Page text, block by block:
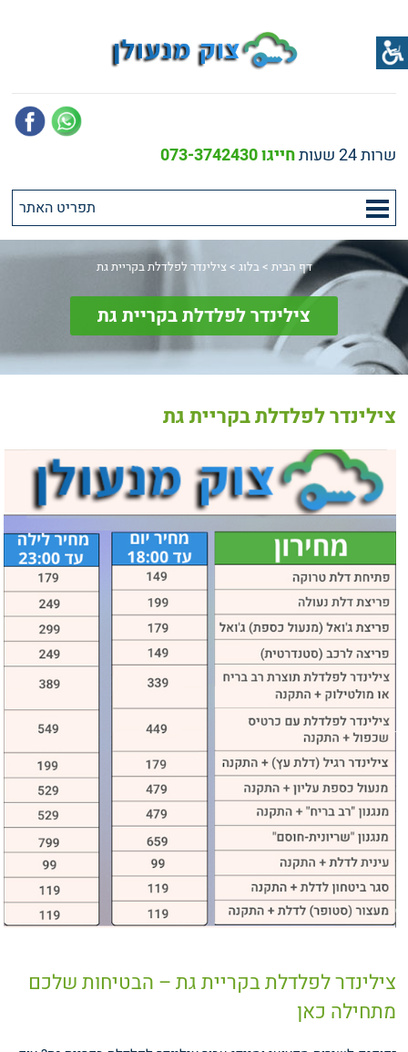
שרות 24 שעות חייגו 073-3742430
דף הבית >בלוג >צילינדר לפלדלת בקריית גת
צילינדר לפלדלת בקריית גת
צילינדר לפלדלת בקריית גת
צילינדר לפלדלת בקריית גת – הבטיחות שלכם
מתחילה כאן